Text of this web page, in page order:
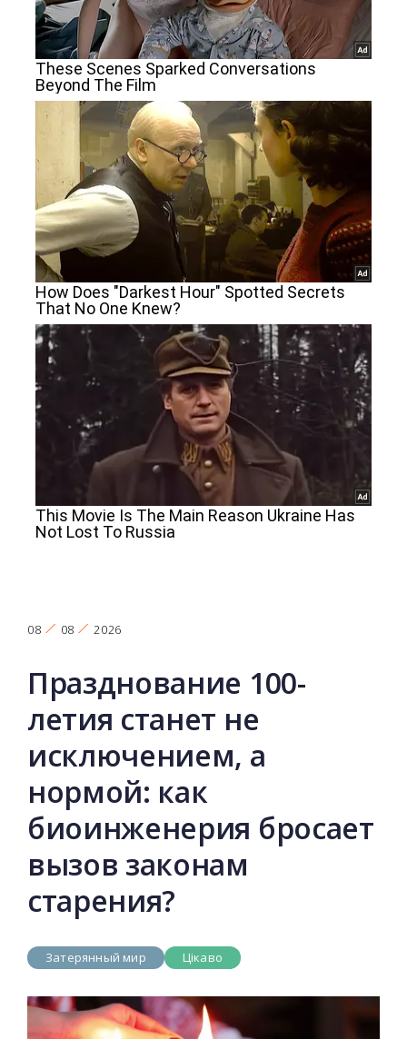
08 08 2026
Празднование 100-
летия станет не
исключением, а
нормой: как
биоинженерия бросает
вызов законам
старения?
Затерянный мир Цікаво